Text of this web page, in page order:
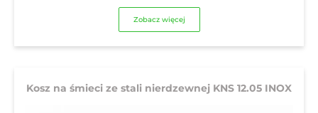
Zobacz więcej
Kosz na śmieci ze stali nierdzewnej KNS 12.05 INOX